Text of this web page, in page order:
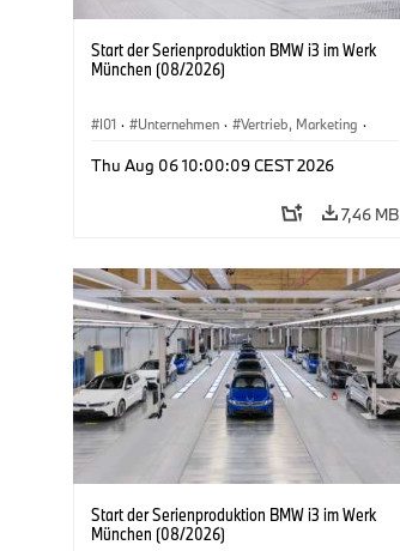
Start der Serienproduktion BMW i3 im Werk
München (08/2026)
I01 · Unternehmen · Vertrieb, Marketing ·
Thu Aug 06 10:00:09 CEST 2026
7,46 MB
Start der Serienproduktion BMW i3 im Werk
München (08/2026)